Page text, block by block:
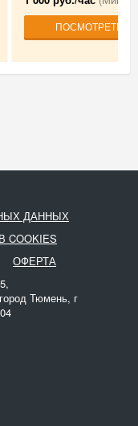
ПОСМОТРЕТЬ
ДАННЫХ
ОФЕРТА
Тюмень, г